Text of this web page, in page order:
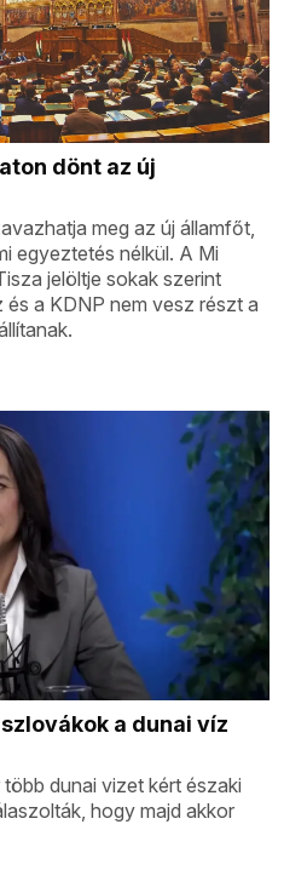
dönt az új
meg az új államfőt,
egyeztetés nélkül. A Mi
jelöltje sokak szerint
a KDNP nem vesz részt a
a dunai víz
dunai vizet kért északi
hogy majd akkor